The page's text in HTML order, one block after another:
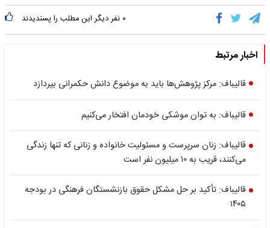
۰ نفر دیگر این مطلب را پسندیدند
اخبار مرتبط
قالیباف: مرکز پژوهش‌ها باید به موضوع دانش حکمرانی بپردازد
قالیباف: به توان موشکی خودمان افتخار می‌کنیم
قالیباف: زنان سرپرست و مسئولیت خانواده و زنانی که تنها زندگی
می‌کنند، قریب به ۱۰ میلیون نفر است
قالیباف: تأکید بر حل مشکل حقوق بازنشستگان فرهنگی در بودجه
۱۴۰۵